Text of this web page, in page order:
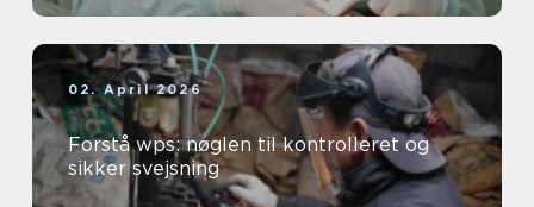
02. April 2026
Forstå wps: nøglen til kontrolleret og
sikker svejsning